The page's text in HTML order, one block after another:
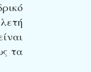
τα